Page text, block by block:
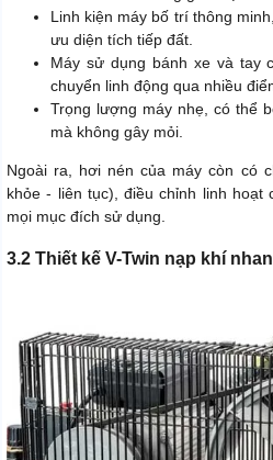
Linh kiện máy bố trí thông
ưu diện tích tiếp đất.
Máy sử dụng bánh xe và tay
chuyển linh động qua nhiều
Trọng lượng máy nhẹ, có thể
mà không gây mỏi.
Ngoài ra, hơi nén của máy còn có
khỏe - liên tục), điều chỉnh linh
mọi mục đích sử dụng.
3.2 Thiết kế V-Twin nạp khí